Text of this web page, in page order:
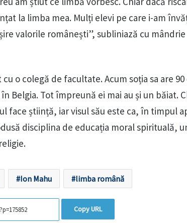
la limba mea. Mulți elevi pe care i-am
valorile românești”, subliniază cu mândrie
o colegă de facultate. Acum soția sa are 90
Belgia. Tot împreună ei mai au și un băiat.
face știință, iar visul său este ca, în timpul
disciplina de educația moral spirituală,
Ion Mahu limba română
Copy URL